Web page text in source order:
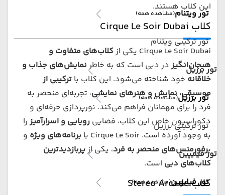
تور ویتنام(مشاهده همه)
تور ترکیبی ویتنام
تور برزیل
تور برزیل(مشاهده همه)
تور ترکیبی برزیل
تور فیلیپین
تور فیلیپین(مشاهده همه)
این کلاب هستند.
کلاب Cirque Le Soir Dubai
Cirque Le Soir Dubai یکی از
کلاب‌های متفاوت و
هیجان‌انگیزدر دبی است که به خاطر نمایش‌های جذاب و
خلاقانه خود شناخته می‌شود. این کلاب با ترکیبی از
موسیقی، نمایش و هنرهای نمایشی، تجربه‌ای منحصر به
فرد را برای مهمانان فراهم می‌کند. نورپردازی حرفه‌ای و
دکوراسیون خاص این کلاب، فضایی رویایی و اسرارآمیزرا
به وجود آورده است. Cirque Le Soir با
برنامه‌های ویژه و
پرفورمنس‌های منحصر به فرد، یکی ازپربازدیدترین
کلاب‌های دبی است.
کلاب Stereo Arcade